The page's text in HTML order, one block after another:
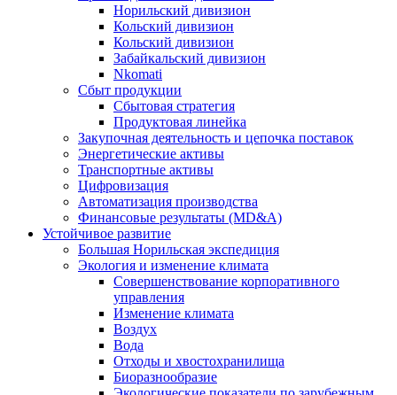
Норильский дивизион
Кольский дивизион
Кольский дивизион
Забайкальский дивизион
Nkomati
Сбыт продукции
Сбытовая стратегия
Продуктовая линейка
Закупочная деятельность и цепочка поставок
Энергетические активы
Транспортные активы
Цифровизация
Автоматизация производства
Финансовые результаты (MD&A)
Устойчивое развитие
Большая Норильская экспедиция
Экология и изменение климата
Совершенствование корпоративного
управления
Изменение климата
Воздух
Вода
Отходы и хвостохранилища
Биоразнообразие